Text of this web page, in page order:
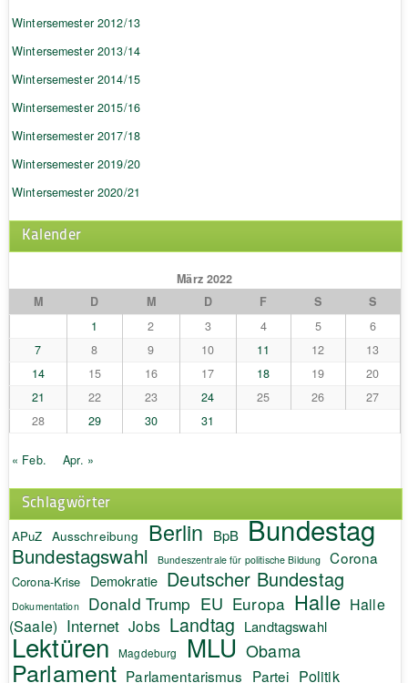
Wintersemester 2012/13
Wintersemester 2013/14
Wintersemester 2014/15
Wintersemester 2015/16
Wintersemester 2017/18
Wintersemester 2019/20
Wintersemester 2020/21
Kalender
März 2022
M
D M D F S
S
1
2 3 4 5
6
7
8 9 10 11 12
13
14
15 16 17 18 19
20
21
22 23 24 25 26
27
28
29 30 31
« Feb. Apr. »
Schlagwörter
APuZ Ausschreibung Berlin BpB Bundestag
Bundestagswahl Bundeszentrale für politische Bildung Corona
Corona-Krise Demokratie Deutscher Bundestag
Dokumentation Donald Trump EU Europa Halle Halle
(Saale) Internet Jobs Landtag Landtagswahl
Lektüren Magdeburg MLU Obama
Parlament Parlamentarismus Partei Politik